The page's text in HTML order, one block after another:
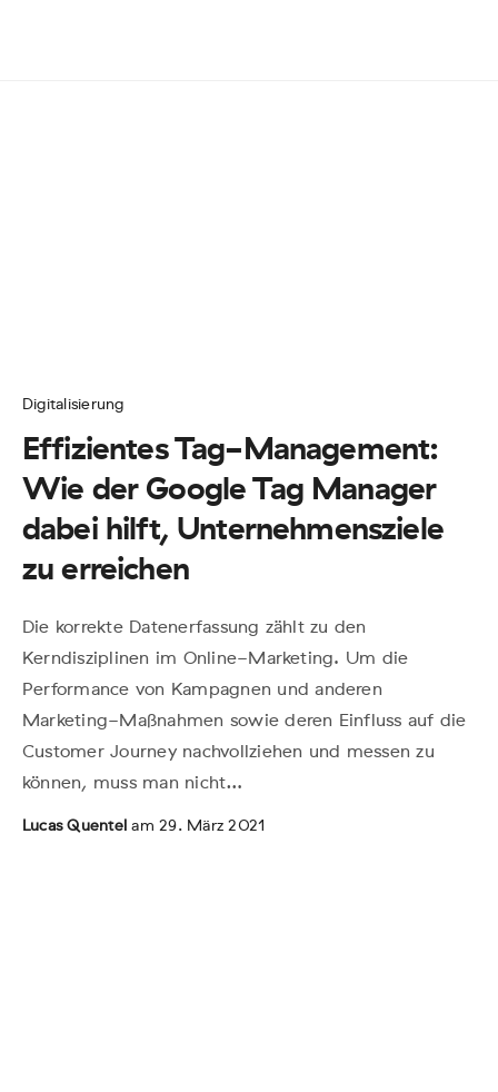
Digitalisierung
Effizientes Tag-Management:
Wie der Google Tag Manager
dabei hilft, Unternehmensziele
zu erreichen
Die korrekte Datenerfassung zählt zu den
Kerndisziplinen im Online-Marketing. Um die
Performance von Kampagnen und anderen
Marketing-Maßnahmen sowie deren Einfluss auf die
Customer Journey nachvollziehen und messen zu
können, muss man nicht…
Lucas Quentel am 29. März 2021